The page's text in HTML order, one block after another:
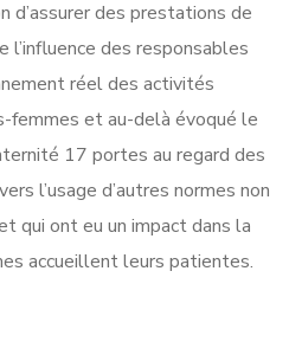
d’assurer des prestations de
des responsables
réel des activités
femmes et au-delà évoqué le
17 portes au regard des
l’usage d’autres normes non
qui ont eu un impact dans la
accueillent leurs patientes.